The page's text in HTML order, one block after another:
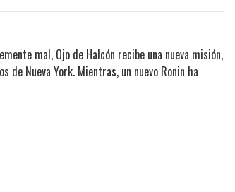
mal, Ojo de Halcón recibe una nueva misión,
Nueva York. Mientras, un nuevo Ronin ha